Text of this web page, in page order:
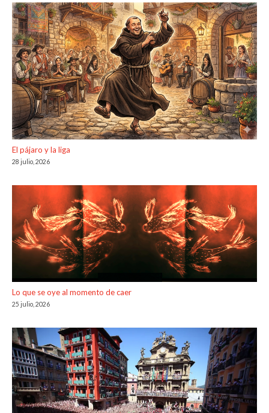
El pájaro y la liga
28 julio, 2026
Lo que se oye al momento de caer
25 julio, 2026